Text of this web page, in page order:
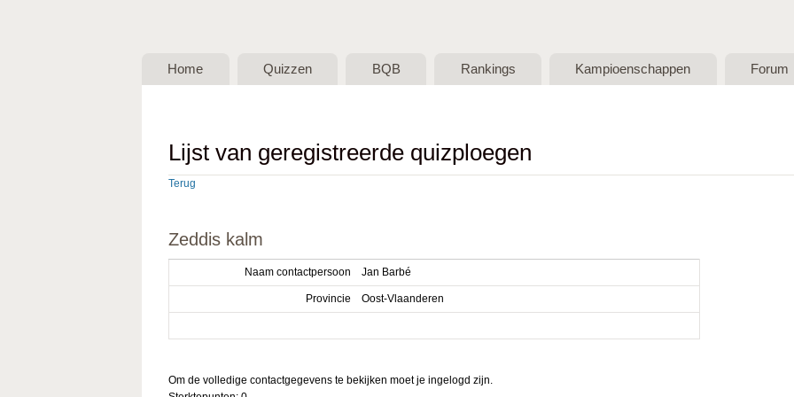
Belgische
vzw
Home Quizzen BQB Rankings Kampioenschappen Forum
Lijst van geregistreerde quizploegen
Terug
Zeddis kalm
Naam contactpersoon Jan Barbé
Provincie Oost-Vlaanderen
Om de volledige contactgegevens te bekijken moet je ingelogd zijn.